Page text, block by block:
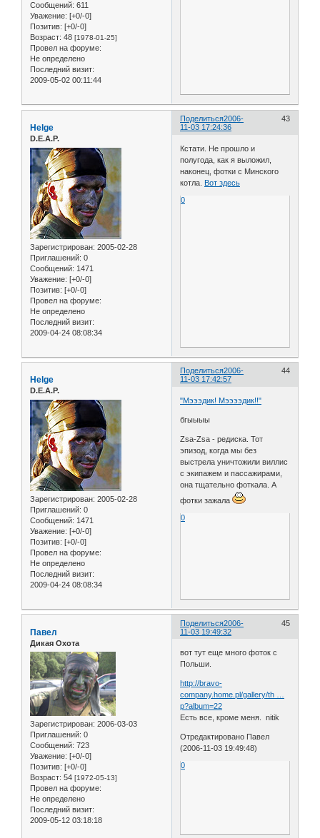
Сообщений: 611
Уважение: [+0/-0]
Позитив: [+0/-0]
Возраст: 48 [1978-01-25]
Провел на форуме:
Не определено
Последний визит:
2009-05-02 00:11:44
Поделиться 43
2006-
11-03 17:24:36
Helge
D.E.A.P.
Зарегистрирован: 2005-02-28
Приглашений: 0
Сообщений: 1471
Уважение: [+0/-0]
Позитив: [+0/-0]
Провел на форуме:
Не определено
Последний визит:
2009-04-24 08:08:34
Кстати. Не прошло и
полугода, как я выложил,
наконец, фотки с Минского
котла. Вот здесь
0
Поделиться 44
2006-
11-03 17:42:57
Helge
D.E.A.P.
Зарегистрирован: 2005-02-28
Приглашений: 0
Сообщений: 1471
Уважение: [+0/-0]
Позитив: [+0/-0]
Провел на форуме:
Не определено
Последний визит:
2009-04-24 08:08:34
"Мэээдик! Мээээдик!!"
бгыыыы
Zsa-Zsa - редиска. Тот
эпизод, когда мы без
выстрела уничтожили виллис
с экипажем и пассажирами,
она тщательно фоткала. А
фотки зажала
0
Поделиться 45
2006-
11-03 19:49:32
Павел
Дикая Охота
Зарегистрирован: 2006-03-03
Приглашений: 0
Сообщений: 723
Уважение: [+0/-0]
Позитив: [+0/-0]
Возраст: 54 [1972-05-13]
Провел на форуме:
Не определено
Последний визит:
2009-05-12 03:18:18
вот тут еще много фоток с
Польши.
http://bravo-
company.home.pl/gallery/th …
p?album=22
Есть все, кроме меня. nitik
Отредактировано Павел
(2006-11-03 19:49:48)
0